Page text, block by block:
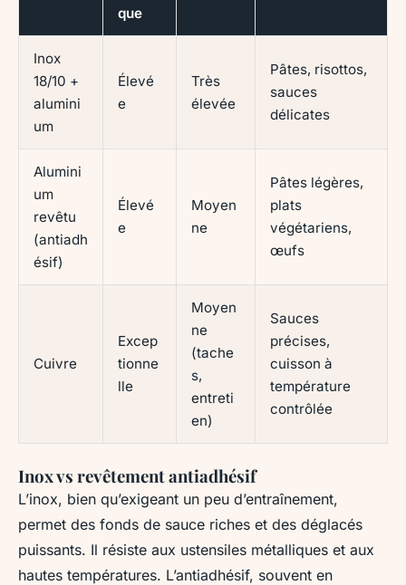
que
Inox
18/10 +
alumini
um
Élevé
e
Très
élevée
Pâtes, risottos,
sauces
délicates
Alumini
um
revêtu
(antiadh
ésif)
Élevé
e
Moyen
ne
Pâtes légères,
plats
végétariens,
œufs
Cuivre
Excep
tionne
lle
Moyen
ne
(tache
s,
entreti
en)
Sauces
précises,
cuisson à
température
contrôlée
Inox vs revêtement antiadhésif
L’inox, bien qu’exigeant un peu d’entraînement,
permet des fonds de sauce riches et des déglacés
puissants. Il résiste aux ustensiles métalliques et aux
hautes températures. L’antiadhésif, souvent en